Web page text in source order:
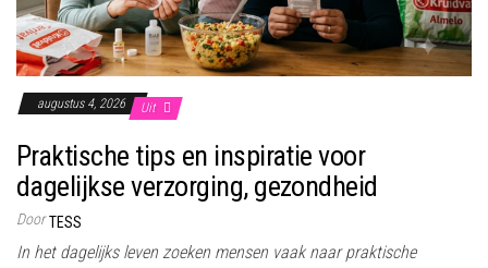
augustus 4, 2026 Uit
Praktische tips en inspiratie voor
dagelijkse verzorging, gezondheid
Door TESS
In het dagelijks leven zoeken mensen vaak naar praktische